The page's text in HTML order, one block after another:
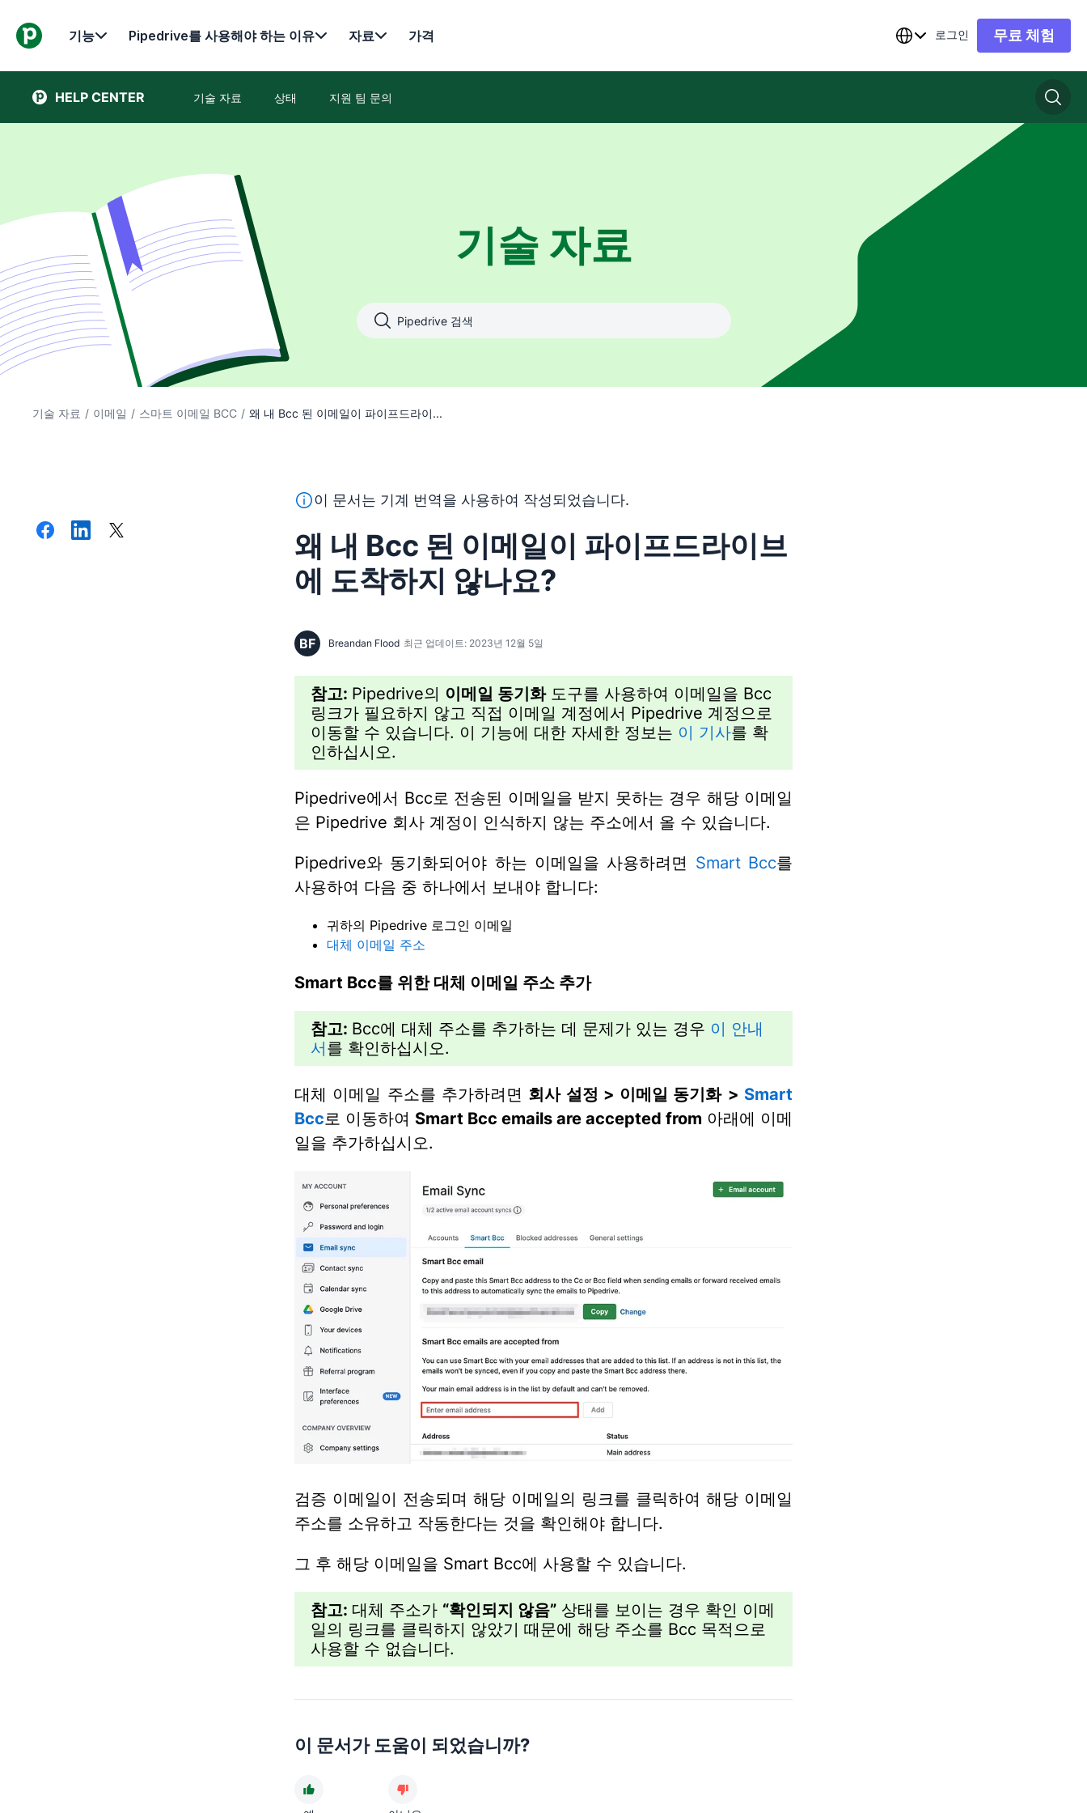
기능 Pipedrive를 사용해야 하는 이유 자료 가격 로그인 무료 체험
HELP CENTER 기술 자료 상태 지원 팀 문의
기술 자료
기술 자료 / 이메일 / 스마트 이메일 BCC / 왜 내 Bcc 된 이메일이 파이프드라이...
이 텍스트는 기계 번역 도구를 사용하여 영어를 번역한 것이며, 인간 편집자의 교정을 거치지 않았습니다. 부정확하거나 불분명한 요소
이 문서는 기계 번역을 사용하여 작성되었습니다.
왜 내 Bcc 된 이메일이 파이프드라이브
에 도착하지 않나요?
BF Breandan Flood 최근 업데이트: 2023년 12월 5일
참고: Pipedrive의 이메일 동기화도구를 사용하여 이메일을 Bcc
링크가 필요하지 않고 직접 이메일 계정에서 Pipedrive 계정으로
이동할 수 있습니다. 이 기능에 대한 자세한 정보는 이 기사를 확
인하십시오.
Pipedrive에서 Bcc로 전송된 이메일을 받지 못하는 경우 해당 이메일
은 Pipedrive 회사 계정이 인식하지 않는 주소에서 올 수 있습니다.
Pipedrive와 동기화되어야 하는 이메일을 사용하려면 Smart Bcc를
사용하여 다음 중 하나에서 보내야 합니다:
귀하의 Pipedrive 로그인 이메일
대체 이메일 주소
Smart Bcc를 위한 대체 이메일 주소 추가
참고: Bcc에 대체 주소를 추가하는 데 문제가 있는 경우 이 안내
서를 확인하십시오.
대체 이메일 주소를 추가하려면 회사 설정 > 이메일 동기화 > Smart
Bcc로 이동하여 Smart Bcc emails are accepted from 아래에 이메
일을 추가하십시오.
검증 이메일이 전송되며 해당 이메일의 링크를 클릭하여 해당 이메일
주소를 소유하고 작동한다는 것을 확인해야 합니다.
그 후 해당 이메일을 Smart Bcc에 사용할 수 있습니다.
참고: 대체 주소가 “확인되지 않음” 상태를 보이는 경우 확인 이메
일의 링크를 클릭하지 않았기 때문에 해당 주소를 Bcc 목적으로
사용할 수 없습니다.
이 문서가 도움이 되었습니까?